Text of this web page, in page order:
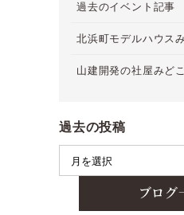
過去のイベント記事
北浜町モデルハウス
山建開発の社屋みど
過去の投稿
ブログ